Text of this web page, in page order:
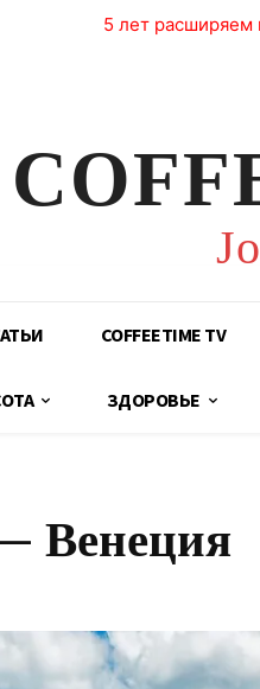
5 лет расширяем
COFFEETIME TV
ЗДОРОВЬЕ
Венеция